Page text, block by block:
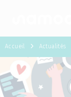
Accueil Actualités